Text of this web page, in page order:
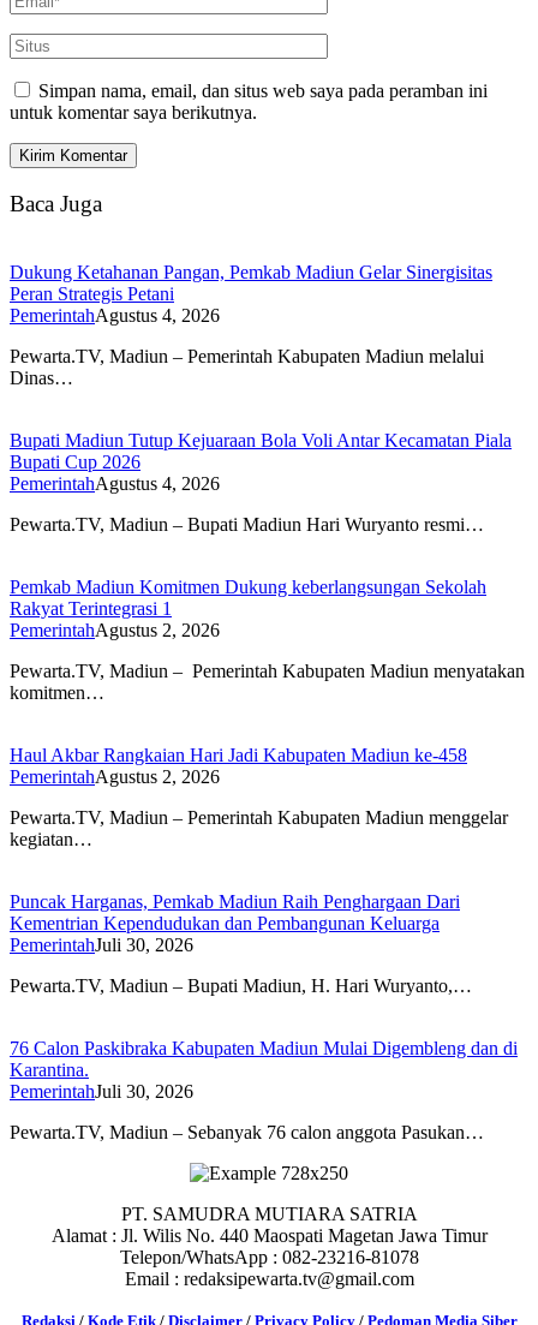
Simpan nama, email, dan situs web saya pada peramban ini
untuk komentar saya berikutnya.
Baca Juga
Dukung Ketahanan Pangan, Pemkab Madiun Gelar Sinergisitas
Peran Strategis Petani
PemerintahAgustus 4, 2026
Pewarta.TV, Madiun – Pemerintah Kabupaten Madiun melalui
Dinas…
Bupati Madiun Tutup Kejuaraan Bola Voli Antar Kecamatan Piala
Bupati Cup 2026
PemerintahAgustus 4, 2026
Pewarta.TV, Madiun – Bupati Madiun Hari Wuryanto resmi…
Pemkab Madiun Komitmen Dukung keberlangsungan Sekolah
Rakyat Terintegrasi 1
PemerintahAgustus 2, 2026
Pewarta.TV, Madiun – Pemerintah Kabupaten Madiun menyatakan
komitmen…
Haul Akbar Rangkaian Hari Jadi Kabupaten Madiun ke-458
PemerintahAgustus 2, 2026
Pewarta.TV, Madiun – Pemerintah Kabupaten Madiun menggelar
kegiatan…
Puncak Harganas, Pemkab Madiun Raih Penghargaan Dari
Kementrian Kependudukan dan Pembangunan Keluarga
PemerintahJuli 30, 2026
Pewarta.TV, Madiun – Bupati Madiun, H. Hari Wuryanto,…
76 Calon Paskibraka Kabupaten Madiun Mulai Digembleng dan di
Karantina.
PemerintahJuli 30, 2026
Pewarta.TV, Madiun – Sebanyak 76 calon anggota Pasukan…
PT. SAMUDRA MUTIARA SATRIA
Alamat : Jl. Wilis No. 440 Maospati Magetan Jawa Timur
Telepon/WhatsApp : 082-23216-81078
Email : redaksipewarta.tv@gmail.com
Redaksi / Kode Etik/ Disclaimer/ Privacy Policy/ Pedoman Media Siber